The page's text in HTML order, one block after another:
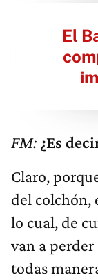
El
FM: ¿Es
Claro,
del colchón,
lo cual, de
van a perder
todas